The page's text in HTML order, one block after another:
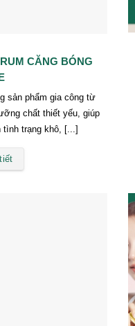
CĂNG BÓNG
sản phẩm gia công từ
chất thiết yếu, giúp
trạng khô, [...]